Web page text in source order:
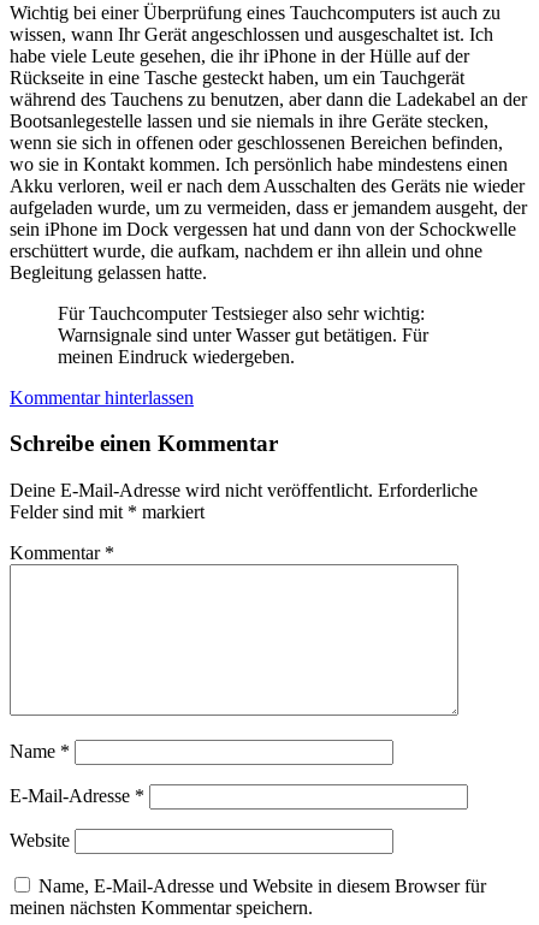
Wichtig bei einer Überprüfung eines Tauchcomputers ist auch zu
wissen, wann Ihr Gerät angeschlossen und ausgeschaltet ist. Ich
habe viele Leute gesehen, die ihr iPhone in der Hülle auf der
Rückseite in eine Tasche gesteckt haben, um ein Tauchgerät
während des Tauchens zu benutzen, aber dann die Ladekabel an der
Bootsanlegestelle lassen und sie niemals in ihre Geräte stecken,
wenn sie sich in offenen oder geschlossenen Bereichen befinden,
wo sie in Kontakt kommen. Ich persönlich habe mindestens einen
Akku verloren, weil er nach dem Ausschalten des Geräts nie wieder
aufgeladen wurde, um zu vermeiden, dass er jemandem ausgeht, der
sein iPhone im Dock vergessen hat und dann von der Schockwelle
erschüttert wurde, die aufkam, nachdem er ihn allein und ohne
Begleitung gelassen hatte.
Für Tauchcomputer Testsieger also sehr wichtig:
Warnsignale sind unter Wasser gut betätigen. Für
meinen Eindruck wiedergeben.
Kommentar hinterlassen
Schreibe einen Kommentar
Deine E-Mail-Adresse wird nicht veröffentlicht. Erforderliche
Felder sind mit * markiert
Kommentar *
Name *
E-Mail-Adresse *
Website
Name, E-Mail-Adresse und Website in diesem Browser für
meinen nächsten Kommentar speichern.